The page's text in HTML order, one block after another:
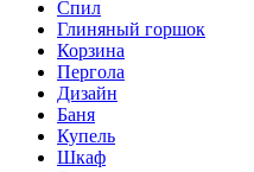
Спил
Глиняный горшок
Корзина
Пергола
Дизайн
Баня
Купель
Шкаф